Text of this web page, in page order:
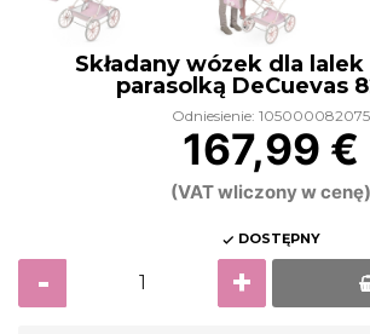
Składany wózek dla lalek
parasolką DeCuevas
Odniesienie: 105000082075
167,99 €
(VAT wliczony w cenę)
 DOSTĘPNY
- +